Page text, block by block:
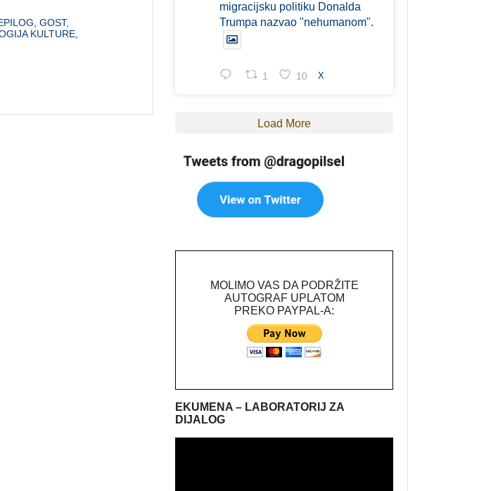
GOST,
KULTURE
migracijsku politiku Donalda
Trumpa nazvao "nehumanom".
1 10 X
Load More
MOLIMO VAS DA PODRŽITE
AUTOGRAF UPLATOM
PREKO PAYPAL-A:
EKUMENA – LABORATORIJ ZA
DIJALOG